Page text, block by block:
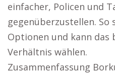
einfacher, Policen und
gegenüberzustellen. So
Optionen und kann das
Verhältnis wählen.
Zusammenfassung